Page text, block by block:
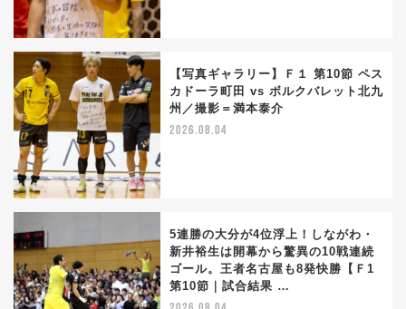
【写真ギャラリー】Ｆ１ 第10節 ペス
カドーラ町田 vs ボルクバレット北九
州／撮影＝満本泰介
2026.08.04
5連勝の大分が4位浮上！しながわ・
新井裕生は開幕から驚異の10戦連続
ゴール。王者名古屋も8発快勝【Ｆ1
第10節｜試合結果 …